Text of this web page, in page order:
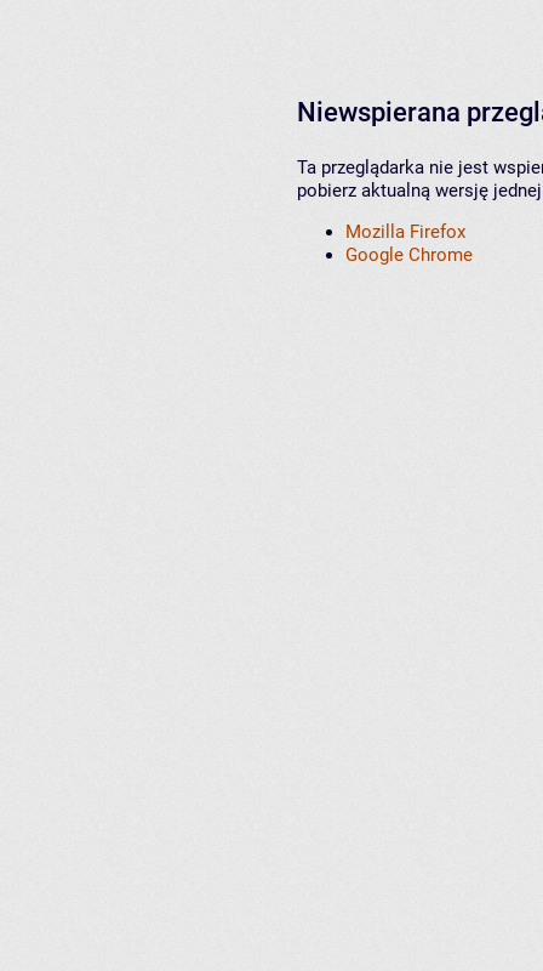
Niewspierana
Ta przeglądarka nie jest
pobierz aktualną wersję
Mozilla Firefox
Google Chrome